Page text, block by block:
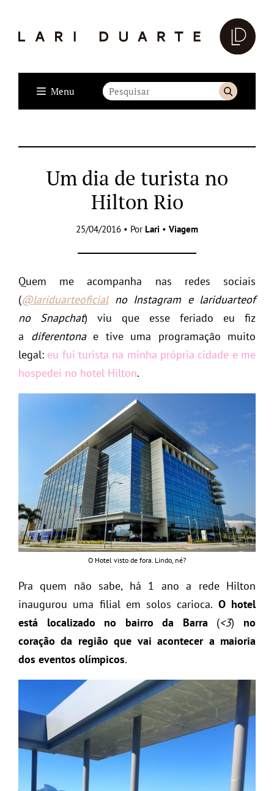
Menu
Um dia de turista no
Hilton Rio
25/04/2016 • Por Lari • Viagem
Quem me acompanha nas redes sociais
(@lariduarteoficialno Instagram e lariduarteof
no Snapchat) viu que esse feriado eu fiz
a diferentonae tive uma programação muito
legal: eu fui turista na minha própria cidade e me
hospedei no hotel Hilton.
O Hotel visto de fora. Lindo, né?
Pra quem não sabe, há 1 ano a rede Hilton
inaugurou uma filial em solos carioca. O hotel
está localizado no bairro da Barra (<3) no
coração da região que vai acontecer a maioria
dos eventos olímpicos.